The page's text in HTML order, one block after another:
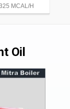
MCAL/H
Oil